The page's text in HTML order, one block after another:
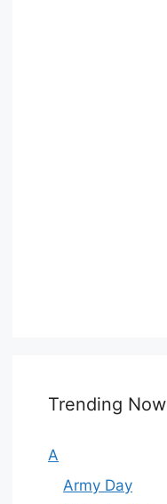
Trending Now
A
Army Day